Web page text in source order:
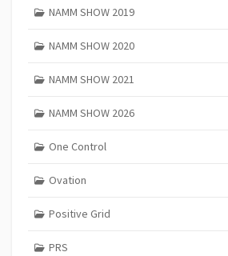
NAMM SHOW 2019
NAMM SHOW 2020
NAMM SHOW 2021
NAMM SHOW 2026
One Control
Ovation
Positive Grid
PRS